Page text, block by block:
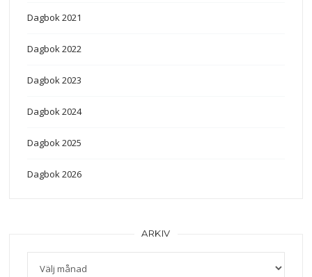
Dagbok 2021
Dagbok 2022
Dagbok 2023
Dagbok 2024
Dagbok 2025
Dagbok 2026
ARKIV
Arkiv